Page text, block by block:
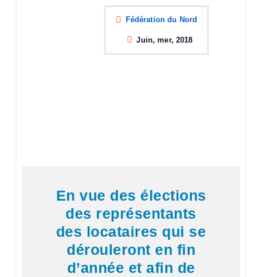
Fédération du Nord
Juin, mer, 2018
En vue des élections
des représentants
des locataires qui se
dérouleront en fin
d’année et afin de